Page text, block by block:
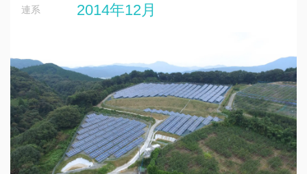
連系 2014年12月